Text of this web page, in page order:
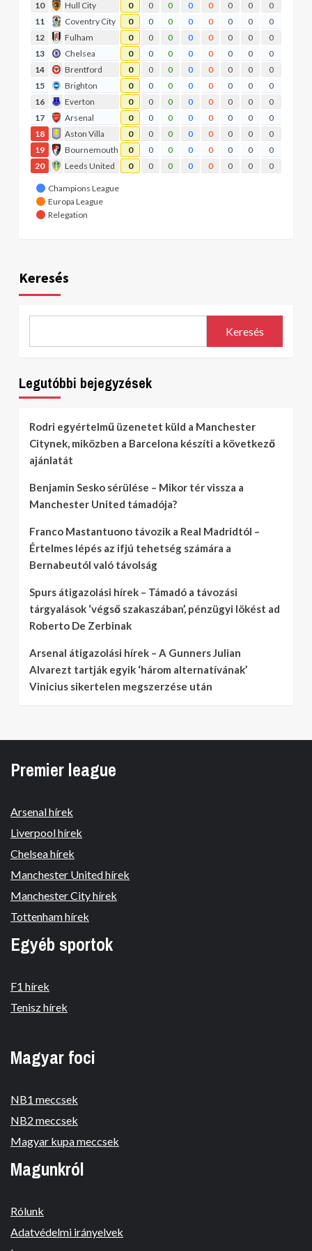
10
Hull City 0 0 0 0 0 0 0
0
11
Coventry City 0 0 0 0 0 0 0
0
12
Fulham 0 0 0 0 0 0 0
0
13
Chelsea 0 0 0 0 0 0 0
0
14
Brentford 0 0 0 0 0 0 0
0
15
Brighton 0 0 0 0 0 0 0
0
16
Everton 0 0 0 0 0 0 0
0
17
Arsenal 0 0 0 0 0 0 0
0
18
Aston Villa 0 0 0 0 0 0 0
0
19
Bournemouth 0 0 0 0 0 0 0
0
20
Leeds United 0 0 0 0 0 0 0 0
Champions League
Europa League
Relegation
Keresés
Keresés
Legutóbbi bejegyzések
Rodri egyértelmű üzenetet küld a Manchester
Citynek, miközben a Barcelona készíti a következő
ajánlatát
Benjamin Sesko sérülése – Mikor tér vissza a
Manchester United támadója?
Franco Mastantuono távozik a Real Madridtól –
Értelmes lépés az ifjú tehetség számára a
Bernabeutól való távolság
Spurs átigazolási hírek – Támadó a távozási
tárgyalások ‘végső szakaszában’, pénzügyi lökést ad
Roberto De Zerbinak
Arsenal átigazolási hírek – A Gunners Julian
Alvarezt tartják egyik ‘három alternatívának’
Vinicius sikertelen megszerzése után
Premier league
Arsenal hírek
Liverpool hírek
Chelsea hírek
Manchester United hírek
Manchester City hírek
Tottenham hírek
Egyéb sportok
F1 hírek
Tenisz hírek
Magyar foci
NB1 meccsek
NB2 meccsek
Magyar kupa meccsek
Magunkról
Rólunk
Adatvédelmi irányelvek